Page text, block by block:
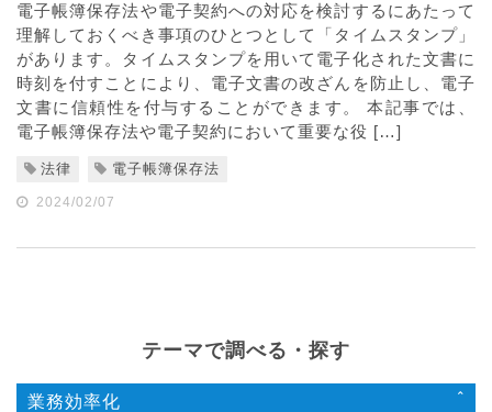
電子帳簿保存法や電子契約への対応を検討するにあたって
理解しておくべき事項のひとつとして「タイムスタンプ」
があります。タイムスタンプを用いて電子化された文書に
時刻を付すことにより、電子文書の改ざんを防止し、電子
文書に信頼性を付与することができます。 本記事では、
電子帳簿保存法や電子契約において重要な役 […]
法律 電子帳簿保存法
2024/02/07
テーマで調べる・探す
業務効率化